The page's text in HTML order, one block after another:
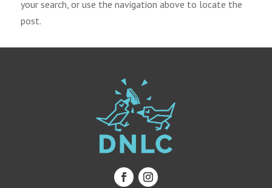
your search, or use the navigation above to locate the
post.